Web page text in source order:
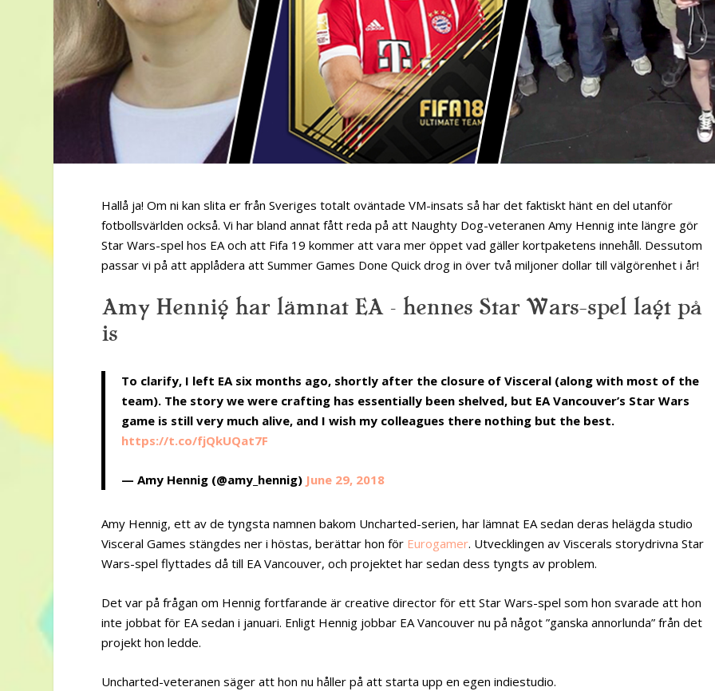
Hallå ja! Om ni kan slita er från Sveriges totalt oväntade VM-insats så har det faktiskt hänt en del utanför
fotbollsvärlden också. Vi har bland annat fått reda på att Naughty Dog-veteranen Amy Hennig inte längre gör
Star Wars-spel hos EA och att Fifa 19 kommer att vara mer öppet vad gäller kortpaketens innehåll. Dessutom
passar vi på att applådera att Summer Games Done Quick drog in över två miljoner dollar till välgörenhet i år!
Amy Hennig har lämnat EA – hennes Star Wars-spel lagt på
is
To clarify, I left EA six months ago, shortly after the closure of Visceral (along with most of the
team). The story we were crafting has essentially been shelved, but EA Vancouver’s Star Wars
game is still very much alive, and I wish my colleagues there nothing but the best.
https://t.co/fjQkUQat7F
— Amy Hennig (@amy_hennig) June 29, 2018
Amy Hennig, ett av de tyngsta namnen bakom Uncharted-serien, har lämnat EA sedan deras helägda studio
Visceral Games stängdes ner i höstas, berättar hon för Eurogamer. Utvecklingen av Viscerals storydrivna Star
Wars-spel flyttades då till EA Vancouver, och projektet har sedan dess tyngts av problem.
Det var på frågan om Hennig fortfarande är creative director för ett Star Wars-spel som hon svarade att hon
inte jobbat för EA sedan i januari. Enligt Hennig jobbar EA Vancouver nu på något ”ganska annorlunda” från det
projekt hon ledde.
Uncharted-veteranen säger att hon nu håller på att starta upp en egen indiestudio.